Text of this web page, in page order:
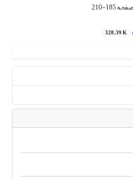
185-210
328.39 K